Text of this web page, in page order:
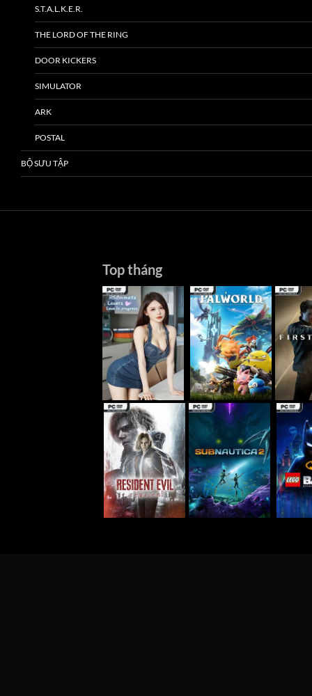
S.T.A.L.K.E.R.
THE LORD OF THE RING
DOOR KICKERS
SIMULATOR
ARK
POSTAL
BỘ SƯU TẬP
Top tháng